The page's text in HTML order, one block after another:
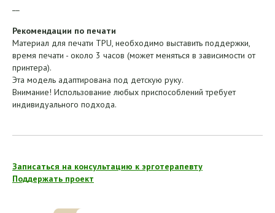
Рекомендации по печати
Материал для печати TPU, необходимо выставить поддержки,
время печати - около 3 часов (может меняться в зависимости от
принтера).
Эта модель адаптирована под детскую руку.
Внимание! Использование любых приспособлений требует
индивидуального подхода.
Записаться на консультацию к эрготерапевту
Поддержать проект